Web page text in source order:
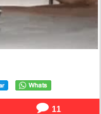
11